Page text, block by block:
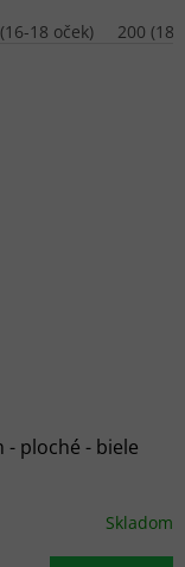
18 oček) 200
- ploché - biele
Skladom